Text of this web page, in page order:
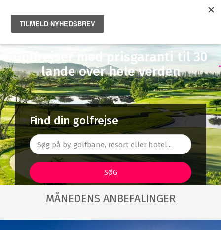
Golfrejser med prisgaranti til 30
lande over hele verden
Find din golfrejse
SØG
Destination
MÅNEDENS ANBEFALINGER